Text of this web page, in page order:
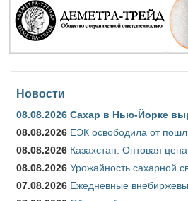
Новости
08.08.2026 Сахар в Нью-Йорке
08.08.2026 ЕЭК освободила от
08.08.2026 Казахстан: Оптовая
08.08.2026 Урожайность сахарной
07.08.2026 Ежедневные